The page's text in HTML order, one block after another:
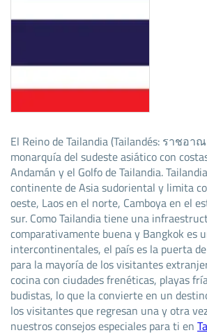
El Reino de Tailandia (Tailandés: ราชอา
monarquía del sudeste asiático con
Andamán y el Golfo de Tailandia.
continente de Asia sudoriental y limita
oeste, Laos en el norte, Camboya en el
sur. Como Tailandia tiene una
comparativamente buena y Bangkok es
intercontinentales, el país es la puerta
para la mayoría de los visitantes
cocina con ciudades frenéticas, playas
budistas, lo que la convierte en un
los visitantes que regresan una y otra
nuestros consejos especiales para ti en